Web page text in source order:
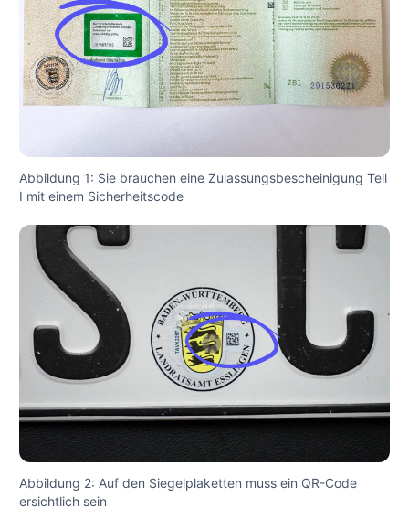
Abbildung 1: Sie brauchen eine Zulassungsbescheinigung Teil
I mit einem Sicherheitscode
Abbildung 2: Auf den Siegelplaketten muss ein QR-Code
ersichtlich sein